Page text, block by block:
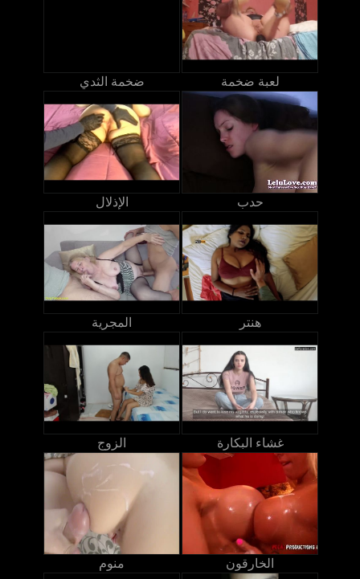
ضخمة الثدي لعبة ضخمة
الإذلال حدب
المجرية هنتر
الزوج غشاء البكارة
منوم الخارقون